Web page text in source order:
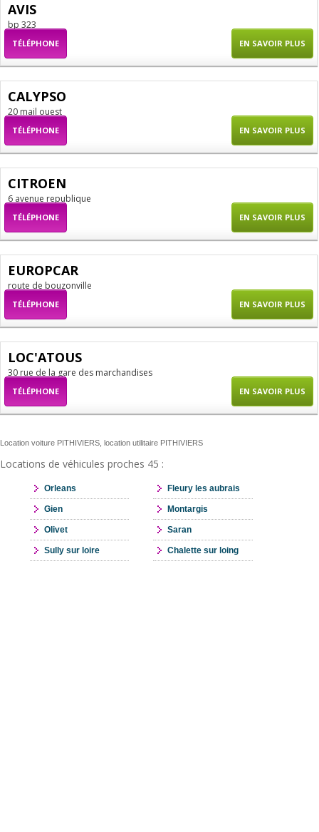
AVIS
bp 323
TÉLÉPHONE EN SAVOIR PLUS
CALYPSO
20 mail ouest
TÉLÉPHONE EN SAVOIR PLUS
CITROEN
6 avenue republique
TÉLÉPHONE EN SAVOIR PLUS
EUROPCAR
route de bouzonville
TÉLÉPHONE EN SAVOIR PLUS
LOC'ATOUS
30 rue de la gare des marchandises
TÉLÉPHONE EN SAVOIR PLUS
Location voiture PITHIVIERS, location utilitaire PITHIVIERS
Locations de véhicules proches 45 :
Orleans Fleury les aubrais
Gien Montargis
Olivet Saran
Sully sur loire Chalette sur loing